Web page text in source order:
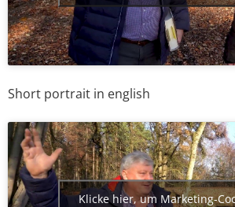
Short portrait in english
Klicke hier, um Marketing-